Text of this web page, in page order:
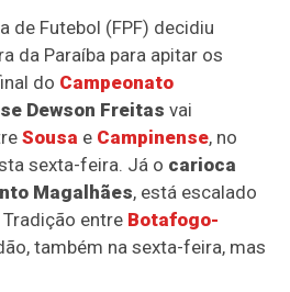
de Futebol (FPF) decidiu
da Paraíba para apitar os
do Campeonato
Dewson Freitas vai
Sousa e Campinense, no
sexta-feira. Já o carioca
Magalhães, está escalado
entre Botafogo-
também na sexta-feira, mas